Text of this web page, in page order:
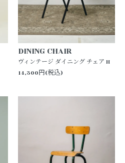
DINING CHAIR
ヴィンテージ ダイニング チェア H
14,300円(税込)